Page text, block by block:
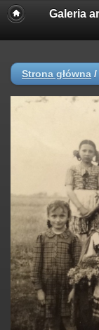
Galeria
Strona główna /